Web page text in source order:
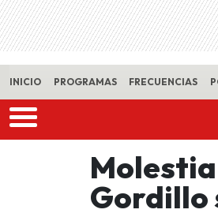
INICIO PROGRAMAS FRECUENCIAS
Gordillo